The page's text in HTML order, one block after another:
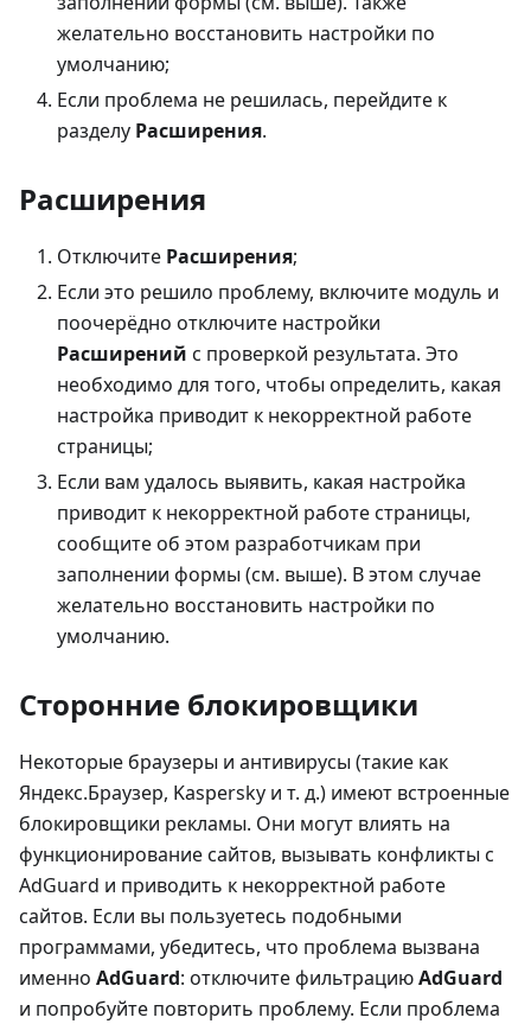
желательно восстановить настройки по
умолчанию;
Если проблема не решилась, перейдите к
разделу Расширения.
Расширения
Отключите Расширения;
Если это решило проблему, включите модуль и
поочерёдно отключите настройки
Расширений с проверкой результата. Это
необходимо для того, чтобы определить, какая
настройка приводит к некорректной работе
страницы;
Если вам удалось выявить, какая настройка
приводит к некорректной работе страницы,
сообщите об этом разработчикам при
заполнении формы (см. выше). В этом случае
желательно восстановить настройки по
умолчанию.
Сторонние блокировщики
Некоторые браузеры и антивирусы (такие как
Яндекс.Браузер, Kaspersky и т. д.) имеют встроенные
блокировщики рекламы. Они могут влиять на
функционирование сайтов, вызывать конфликты с
AdGuard и приводить к некорректной работе
сайтов. Если вы пользуетесь подобными
программами, убедитесь, что проблема вызвана
именно AdGuard: отключите фильтрациюAdGuard
и попробуйте повторить проблему. Если проблема